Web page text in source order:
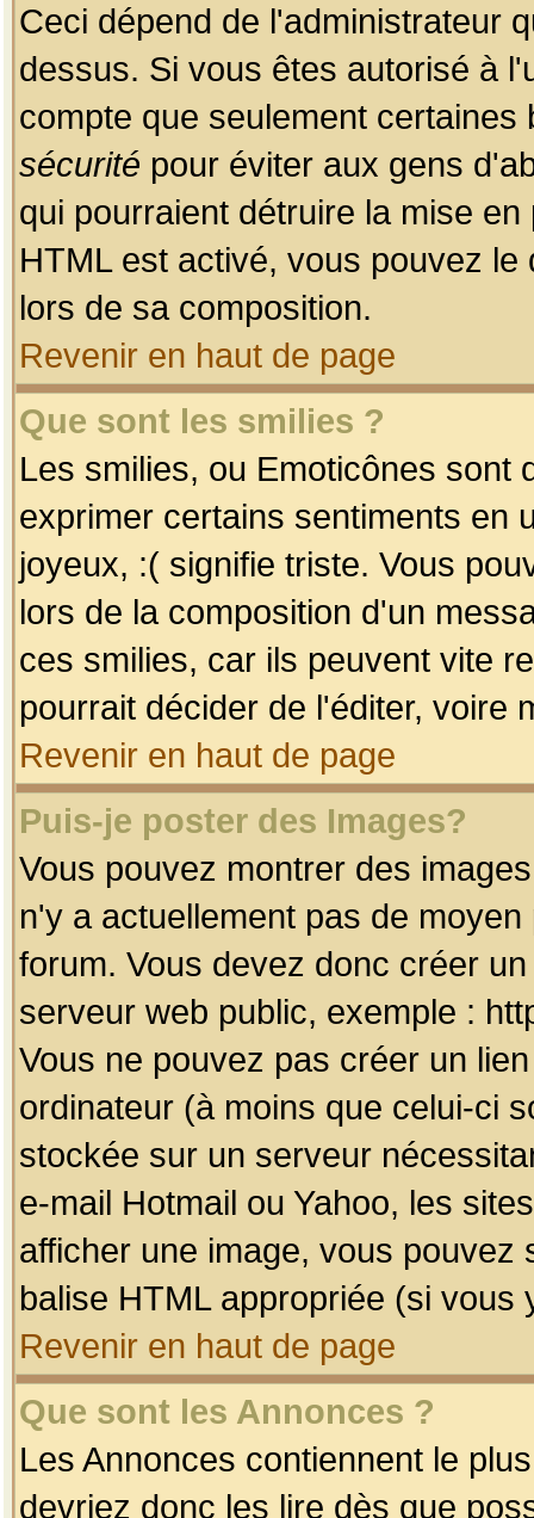
Ceci dépend de l'administrateur
dessus. Si vous êtes autorisé à
compte que seulement
sécurité pour éviter aux gens
qui pourraient détruire la mise
HTML est activé, vous pouvez
lors de sa composition.
Revenir en haut de page
Que sont les smilies ?
Les smilies, ou Emoticônes sont
exprimer certains sentiments en
joyeux, :( signifie triste. Vous
lors de la composition d'un
ces smilies, car ils peuvent vite
pourrait décider de l'éditer, voire
Revenir en haut de page
Puis-je poster des Images?
Vous pouvez montrer des
n'y a actuellement pas de
forum. Vous devez donc créer
serveur web public, exemple :
Vous ne pouvez pas créer un
ordinateur (à moins que celui-ci
stockée sur un serveur
e-mail Hotmail ou Yahoo, les
afficher une image, vous pouvez
balise HTML appropriée (si vous
Revenir en haut de page
Que sont les Annonces ?
Les Annonces contiennent le
devriez donc les lire dès que